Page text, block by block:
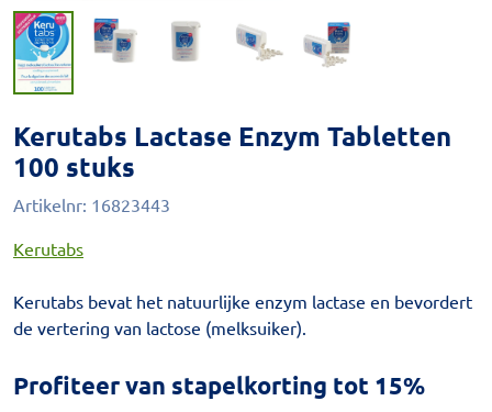
Kerutabs Lactase Enzym Tabletten
100 stuks
Artikelnr: 16823443
Kerutabs
Kerutabs bevat het natuurlijke enzym lactase en bevordert
de vertering van lactose (melksuiker).
Profiteer van stapelkorting tot 15%